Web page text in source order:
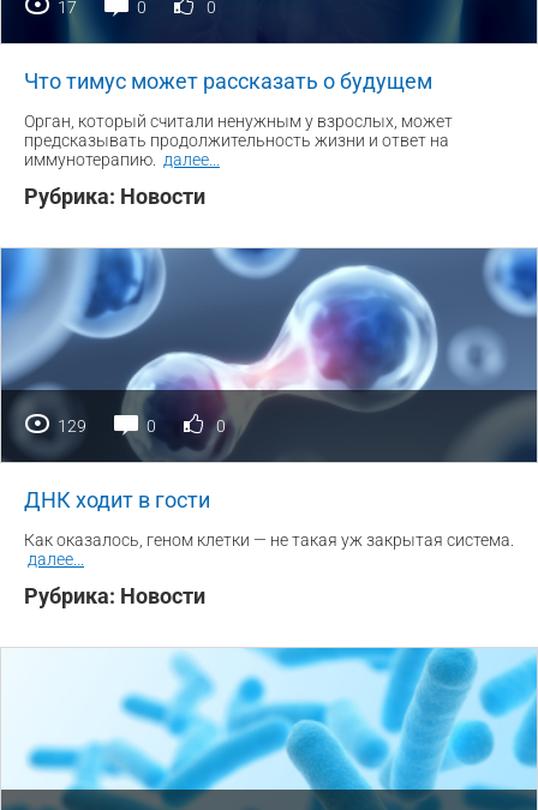
17 0 0
Что тимус может рассказать о будущем
Орган, который считали ненужным у взрослых, может
предсказывать продолжительность жизни и ответ на
иммунотерапию.
далее
Рубрика: Новости
129 0 0
ДНК ходит в гости
Как оказалось, геном клетки — не такая уж закрытая система.
далее
Рубрика: Новости